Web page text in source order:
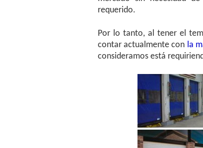
requerido.
Por lo tanto, al tener el
contar actualmente con la
consideramos está